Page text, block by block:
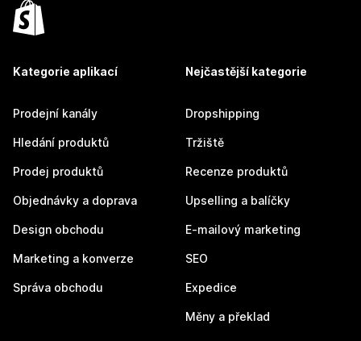
Kategorie aplikací
Prodejní kanály
Hledání produktů
Prodej produktů
Objednávky a doprava
Design obchodu
Marketing a konverze
Správa obchodu
Nejčastější kategorie
Dropshipping
Tržiště
Recenze produktů
Upselling a balíčky
E-mailový marketing
SEO
Expedice
Měny a překlad